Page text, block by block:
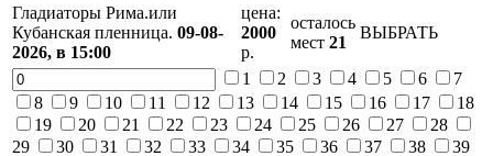
Гладиаторы Рима.или
Кубанская пленница. 09-08-
2026, в 15:00
цена:
2000
р.
осталось
мест 21
ВЫБРАТЬ
1 2 3 4 5 6
7
8
9 10 11 12 13 14 15 16 17
18
19
20 21 22 23 24 25 26 27
28
29
30 31 32 33 34 35 36 37 38
39